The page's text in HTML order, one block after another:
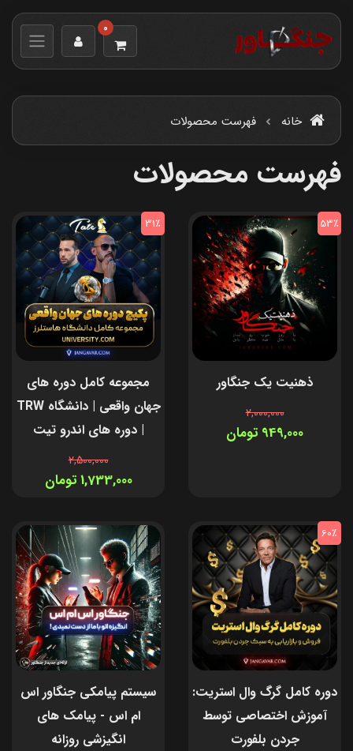
0
خانه فهرست محصولات
فهرست محصولات
ذهنیت یک جنگاور
2,000,000
949,000 تومان
53٪
مجموعه کامل دوره های
جهان واقعی | دانشگاه TRW
| دوره های اندرو تیت
2,500,000
1,733,000 تومان
31٪
دوره کامل گرگ وال استریت:
آموزش اختصاصی توسط
جردن بلفورت
60٪
سیستم پیامکی جنگاور اس
ام اس - پیامک های
انگیزشی روزانه